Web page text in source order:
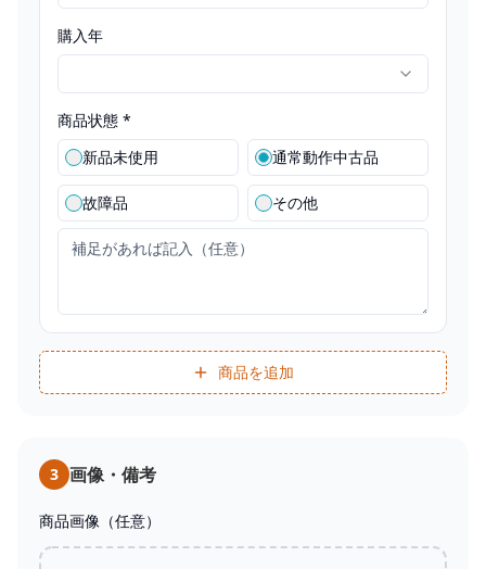
購入年
商品状態 *
新品未使用
通常動作中古品
故障品 その他
商品を追加
3 画像・備考
商品画像（任意）